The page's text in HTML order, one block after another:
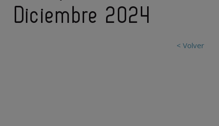
Diciembre 2024
< Volver